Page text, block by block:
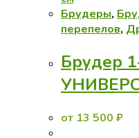
Брудеры,
перепелов,
Брудер
от 13 500 ₽